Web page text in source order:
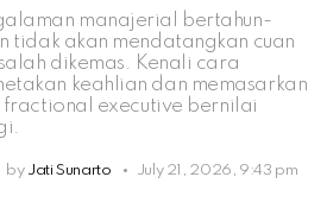
manajerial bertahun-
tidak akan mendatangkan cuan
dikemas. Kenali cara
keahlian dan memasarkan
fractional executive bernilai
by Jati Sunarto July 21, 2026, 9:43 pm